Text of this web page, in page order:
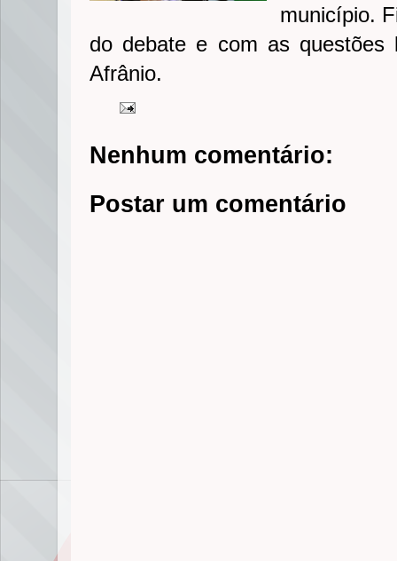
município.
do debate e com as questões
Afrânio.
Nenhum comentário:
Postar um comentário